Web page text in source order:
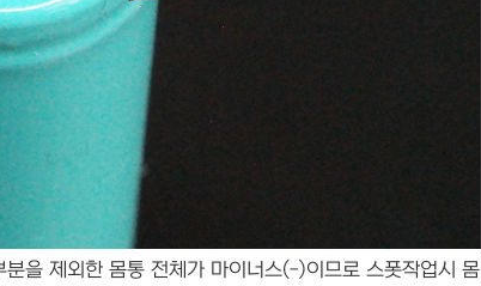
을 제외한 몸통 전체가 마이너스(-)이므로 스폿작업시 몸